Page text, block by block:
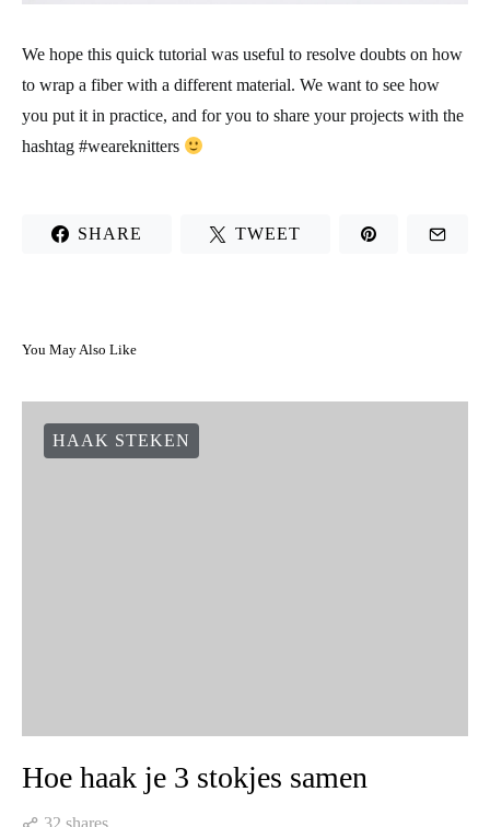
We hope this quick tutorial was useful to resolve doubts on how
to wrap a fiber with a different material. We want to see how
you put it in practice, and for you to share your projects with the
hashtag #weareknitters
SHARE TWEET
You May Also Like
HAAK STEKEN
Hoe haak je 3 stokjes samen
32 shares